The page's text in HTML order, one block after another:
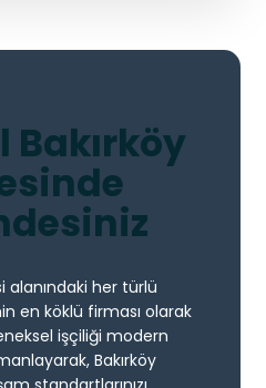
alanındaki her türlü
en köklü firması olarak
işçiliği modern
Bakırköy